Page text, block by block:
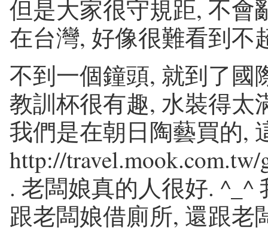
但是大家很守規距, 不會
在台灣, 好像很難看到不
不到一個鐘頭, 就到了國
教訓杯很有趣, 水裝得太
我們是在朝日陶藝買的,
http://
. 老闆娘真的人很好. ^_^
跟老闆娘借廁所, 還跟老